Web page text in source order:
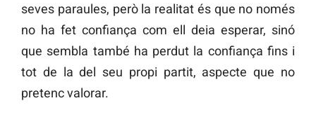
seves paraules, però la realitat és que no només
no ha fet confiança com ell deia esperar, sinó
que sembla també ha perdut la confiança fins i
tot de la del seu propi partit, aspecte que no
pretenc valorar.